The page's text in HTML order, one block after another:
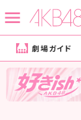
劇場ガイド